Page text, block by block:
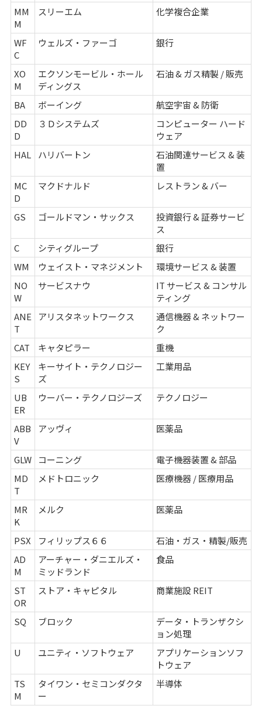
MM
M
スリーエム 化学複合企業
WF
C
ウェルズ・ファーゴ 銀行
XO
M
エクソンモービル・ホール
ディングス
石油 & ガス精製 / 販売
BA ボーイング
航空宇宙 & 防衛
DD
D
３Ｄシステムズ
コンピューター ハード
ウェア
HAL
ハリバートン
石油関連サービス & 装
置
MC
D
マクドナルド レストラン & バー
GS ゴールドマン・サックス
投資銀行 & 証券サービ
ス
C
シティグループ
銀行
WM
ウェイスト・マネジメント
環境サービス & 装置
NO
W
サービスナウ
IT サービス & コンサル
ティング
ANE
T
アリスタネットワークス
通信機器 & ネットワー
ク
CAT
キャタピラー
重機
KEY
S
キーサイト・テクノロジー
ズ
工業用品
UB
ER
ウーバー・テクノロジーズ テクノロジー
ABB
V
アッヴィ 医薬品
GLW コーニング
電子機器装置 & 部品
MD
T
メドトロニック 医療機器 / 医療用品
MR
K
メルク 医薬品
PSX フィリップス６６
石油・ガス・精製/販売
AD
M
アーチャー・ダニエルズ・
ミッドランド
食品
ST
OR
ストア・キャピタル 商業施設 REIT
SQ ブロック
データ・トランザクシ
ョン処理
U
ユニティ・ソフトウェア
アプリケーションソフ
トウェア
TS
M
タイワン・セミコンダクタ
ー
半導体